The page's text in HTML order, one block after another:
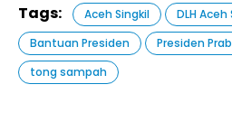
Tags: Aceh Singkil
DLH Aceh
Bantuan Presiden
Presiden
tong sampah